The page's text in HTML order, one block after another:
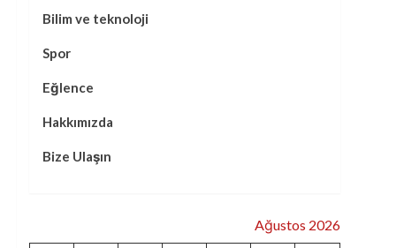
Bilim ve teknoloji
Spor
Eğlence
Hakkımızda
Bize Ulaşın
Ağustos 2026